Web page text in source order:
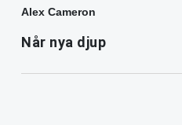
Alex Cameron
Når nya djup